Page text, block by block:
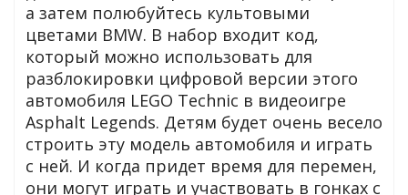
а затем полюбуйтесь культовыми
цветами BMW. В набор входит код,
который можно использовать для
разблокировки цифровой версии этого
автомобиля LEGO Technic в видеоигре
Asphalt Legends. Детям будет очень весело
строить эту модель автомобиля и играть
с ней. И когда придет время для перемен,
они могут играть и участвовать в гонках с